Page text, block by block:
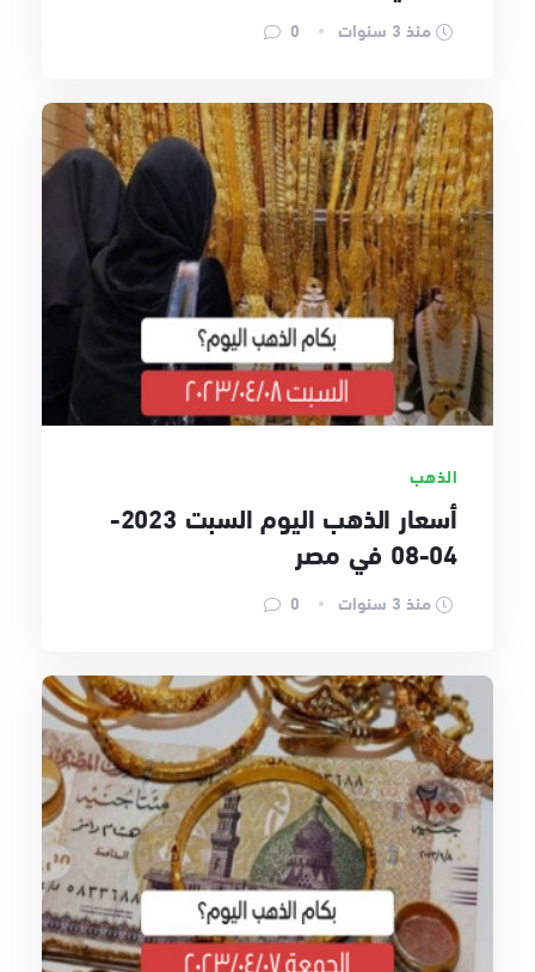
منذ 3 سنوات
الذهب
أسعار الذهب اليوم السبت 2023-
04-08 في مصر
منذ 3 سنوات